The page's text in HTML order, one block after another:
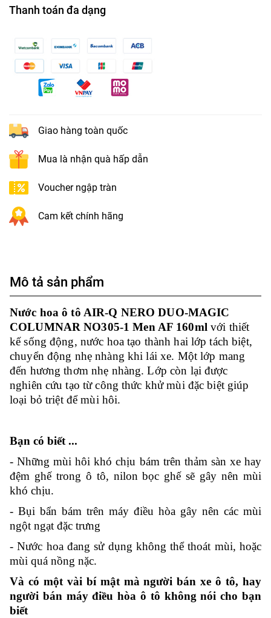
Thanh toán đa dạng
Giao hàng toàn quốc
Mua là nhận quà hấp dẫn
Voucher ngập tràn
Cam kết chính hãng
Mô tả sản phẩm
Nước hoa ô tô AIR-Q NERO DUO-MAGIC
COLUMNAR NO305-1 Men AF 160ml với thiết
kế sống động, nước hoa tạo thành hai lớp tách biệt,
chuyển động nhẹ nhàng khi lái xe. Một lớp mang
đến hương thơm nhẹ nhàng. Lớp còn lại được
nghiên cứu tạo từ công thức khử mùi đặc biệt giúp
loại bỏ triệt để mùi hôi.
Bạn có biết ...
- Những mùi hôi khó chịu bám trên thảm sàn xe hay
đệm ghế trong ô tô, nilon bọc ghế sẽ gây nên mùi
khó chịu.
- Bụi bẩn bám trên máy điều hòa gây nên các mùi
ngột ngạt đặc trưng
- Nước hoa đang sử dụng không thể thoát mùi, hoặc
mùi quá nồng nặc.
Và có một vài bí mật mà người bán xe ô tô, hay
người bán máy điều hòa ô tô không nói cho bạn
biết